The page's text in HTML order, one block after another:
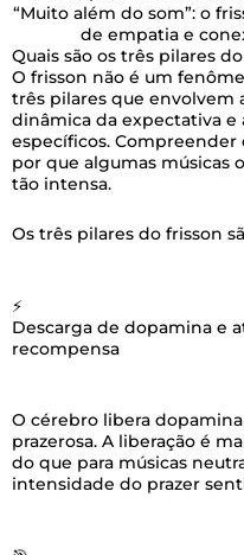
“Muito além do som”: o
de empatia e
Quais são os três pilares
O frisson não é um
três pilares que envolvem
dinâmica da expectativa e
específicos. Compreender
por que algumas músicas
tão intensa.
Os três pilares do frisson
⚡
Descarga de dopamina e
recompensa
O cérebro libera
prazerosa. A liberação é
do que para músicas
intensidade do prazer